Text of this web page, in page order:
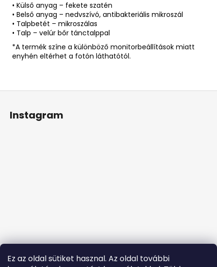
Ez az oldal sütiket hasznal. Az oldal további
• Külső anyag – fekete szatén
• Belső anyag – nedvszívó, antibakteriális mikroszál
• Talpbetét – mikroszálas
• Talp – velúr bőr tánctalppal
*A termék színe a különböző monitorbeállítások miatt
enyhén eltérhet a fotón láthatótól.
Instagram